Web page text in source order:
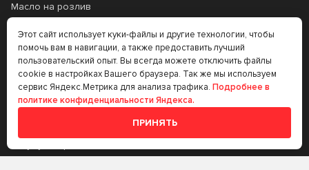
Масло на розлив
Прочее
Прочее
Трансмиссионные
Этот сайт использует куки-файлы и другие технологии, чтобы
помочь вам в навигации, а также предоставить лучший
пользовательский опыт. Вы всегда можете отключить файлы
cookie в настройках Вашего браузера. Так же мы используем
сервис Яндекс.Метрика для анализа трафика. Подробнее в
политике конфиденциальности Яндекса.
ПРИНЯТЬ